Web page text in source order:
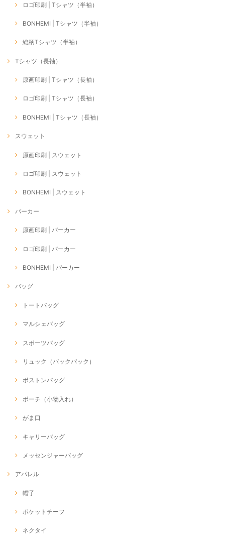
ロゴ印刷 | Tシャツ（半袖）
BONHEMI | Tシャツ（半袖）
総柄Tシャツ（半袖）
Tシャツ（長袖）
原画印刷 | Tシャツ（長袖）
ロゴ印刷 | Tシャツ（長袖）
BONHEMI | Tシャツ（長袖）
スウェット
原画印刷 | スウェット
ロゴ印刷 | スウェット
BONHEMI | スウェット
パーカー
原画印刷 | パーカー
ロゴ印刷 | パーカー
BONHEMI | パーカー
バッグ
トートバッグ
マルシェバッグ
スポーツバッグ
リュック（バックパック）
ボストンバッグ
ポーチ（小物入れ）
がま口
キャリーバッグ
メッセンジャーバッグ
アパレル
帽子
ポケットチーフ
ネクタイ